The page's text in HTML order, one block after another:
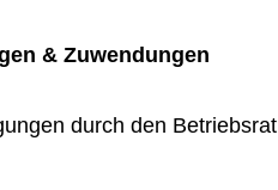
& Zuwendungen
durch den Betriebsrat